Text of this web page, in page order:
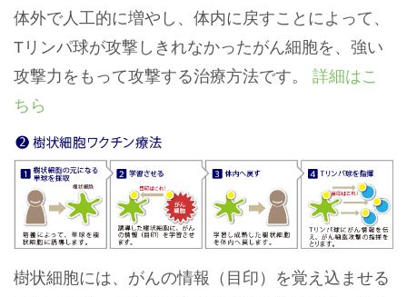
体外で人工的に増やし、体内に戻すことによって、
Tリンパ球が攻撃しきれなかったがん細胞を、強い
攻撃力をもって攻撃する治療方法です。 詳細はこ
ちら
樹状細胞には、がんの情報（目印）を覚え込ませる